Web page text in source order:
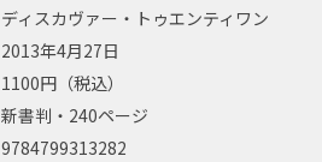
ディスカヴァー・トゥエンティワン
2013年4月27日
1100円（税込）
新書判・240ページ
9784799313282